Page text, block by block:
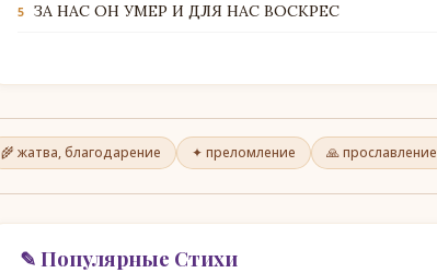
5 ЗА НАС ОН УМЕР И ДЛЯ НАС ВОСКРЕС
🌾 жатва, благодарение ✦ преломление 🙏 прославление
✎ Популярные Стихи